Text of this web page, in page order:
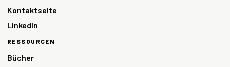
Kontaktseite
LinkedIn
RESSOURCEN
Bücher